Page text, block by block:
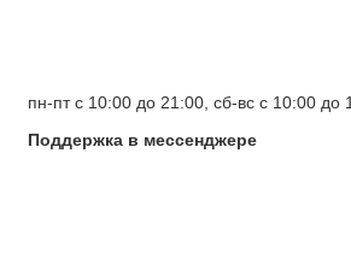
пн-пт с 10:00 до 21:00, сб-вс с 10:00 до
Поддержка в мессенджере